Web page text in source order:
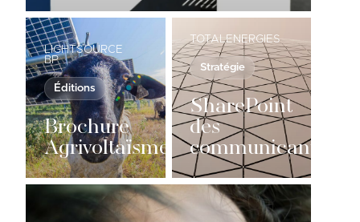
LIGHTSOURCE
BP
Éditions
Brochure
Agrivoltaïsme
TOTALENERGIES
Stratégie
SharePoint
des
communicants